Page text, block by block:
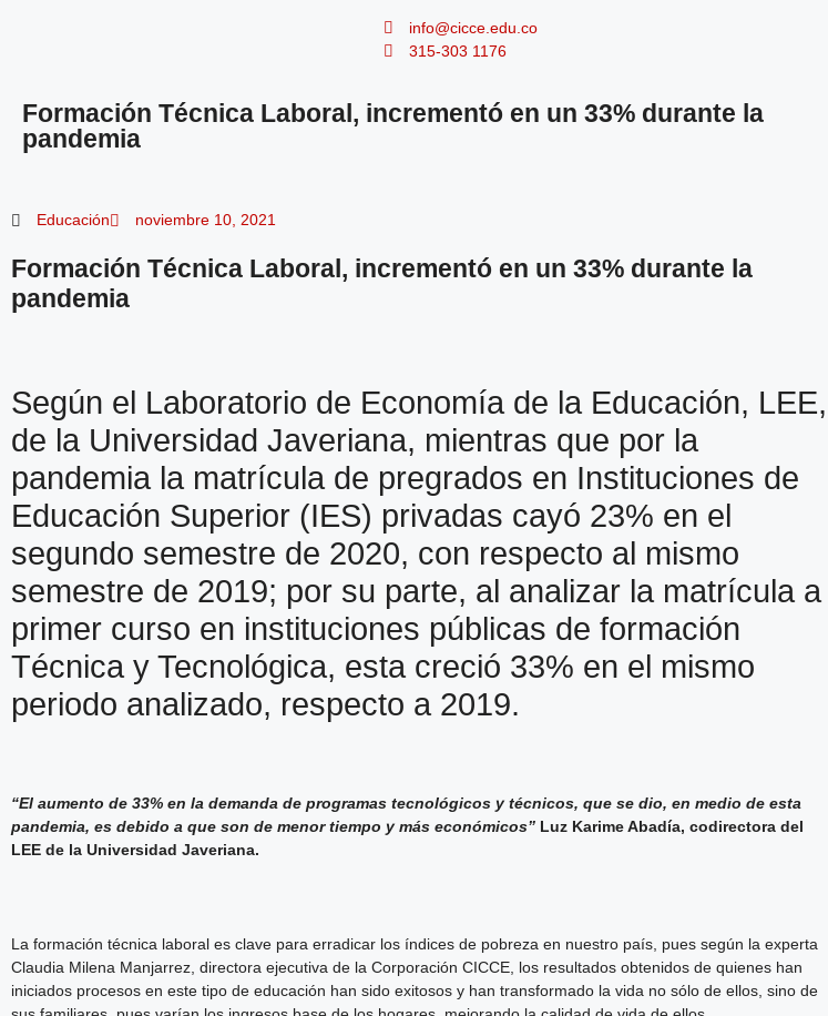
info@cicce.edu.co
315-303 1176
Formación Técnica Laboral, incrementó en un 33% durante la
pandemia
Educación noviembre 10, 2021
Formación Técnica Laboral, incrementó en un 33% durante la
pandemia
Según el Laboratorio de Economía de la Educación, LEE,
de la Universidad Javeriana, mientras que por la
pandemia la matrícula de pregrados en Instituciones de
Educación Superior (IES) privadas cayó 23% en el
segundo semestre de 2020, con respecto al mismo
semestre de 2019; por su parte, al analizar la matrícula a
primer curso en instituciones públicas de formación
Técnica y Tecnológica, esta creció 33% en el mismo
periodo analizado, respecto a 2019.
“El aumento de 33% en la demanda de programas tecnológicos y técnicos, que se dio, en medio de esta
pandemia, es debido a que son de menor tiempo y más económicos” Luz Karime Abadía, codirectora del
LEE de la Universidad Javeriana.
La formación técnica laboral es clave para erradicar los índices de pobreza en nuestro país, pues según la experta
Claudia Milena Manjarrez, directora ejecutiva de la Corporación CICCE, los resultados obtenidos de quienes han
iniciados procesos en este tipo de educación han sido exitosos y han transformado la vida no sólo de ellos, sino de